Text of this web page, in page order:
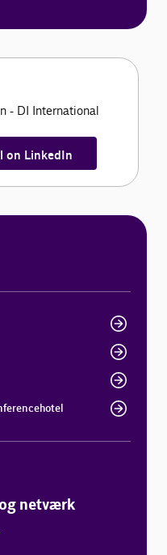
- DI International
on LinkedIn
netværk